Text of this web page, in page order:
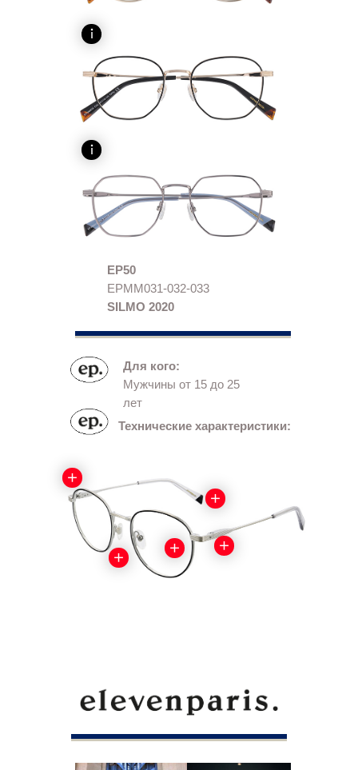
EP50
EPMM031-032-033
SILMO 2020
Для кого:
Мужчины от 15 до 25
лет
Технические характеристики: